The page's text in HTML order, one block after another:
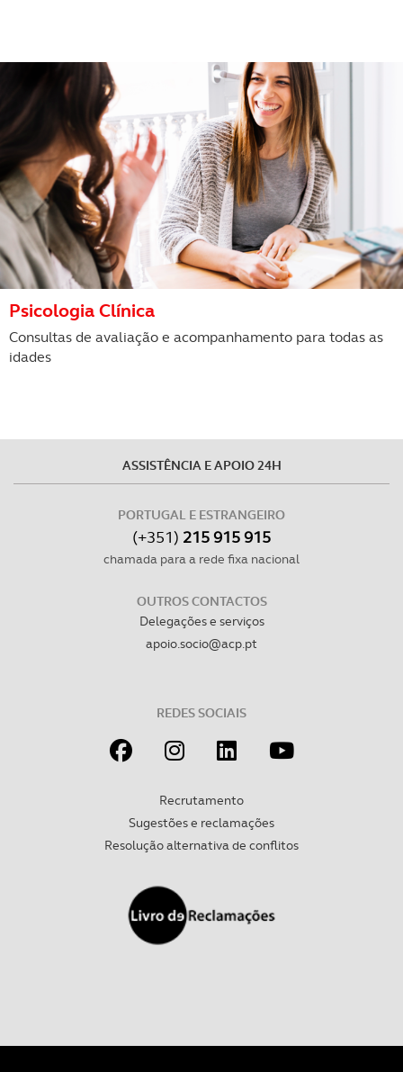
Psicologia Clínica
Consultas de avaliação e acompanhamento para todas as
idades
ASSISTÊNCIA E APOIO 24H
PORTUGAL E ESTRANGEIRO
(+351) 215 915 915
chamada para a rede fixa nacional
OUTROS CONTACTOS
Delegações e serviços
apoio.socio@acp.pt
REDES SOCIAIS
Recrutamento
Sugestões e reclamações
Resolução alternativa de conflitos